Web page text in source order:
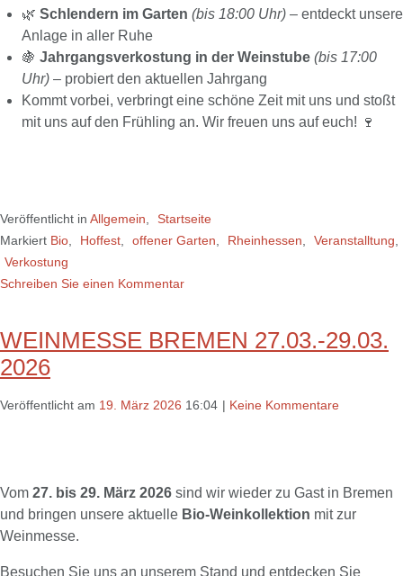
🌿 Schlendern im Garten (bis 18:00 Uhr) – entdeckt unsere
Anlage in aller Ruhe
🍇 Jahrgangsverkostung in der Weinstube (bis 17:00
Uhr) – probiert den aktuellen Jahrgang
Kommt vorbei, verbringt eine schöne Zeit mit uns und stoßt
mit uns auf den Frühling an. Wir freuen uns auf euch! 🍷
Veröffentlicht in Allgemein,
Startseite
Markiert Bio, Hoffest, offener Garten, Rheinhessen, Veranstalltung,
Verkostung
Schreiben Sie einen Kommentar
WEINMESSE BREMEN 27.03.-29.03.
2026
Veröffentlicht am 19. März 2026 16:04 | Keine Kommentare
Vom 27. bis 29. März 2026 sind wir wieder zu Gast in Bremen
und bringen unsere aktuelle Bio-Weinkollektion mit zur
Weinmesse.
Besuchen Sie uns an unserem Stand und entdecken Sie